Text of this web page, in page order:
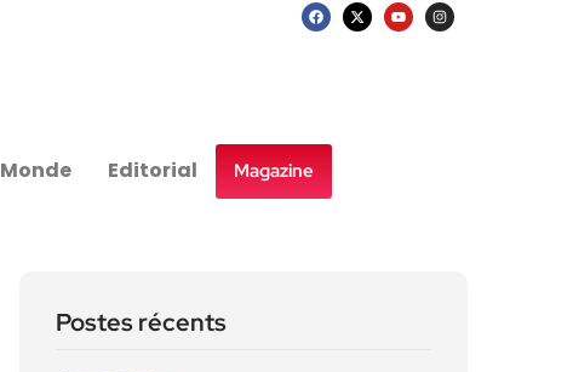
Monde Editorial Magazine
Postes récents